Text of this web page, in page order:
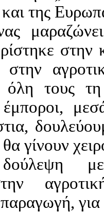
της
στην
στην
όλη τους
έμποροι,
γίνουν